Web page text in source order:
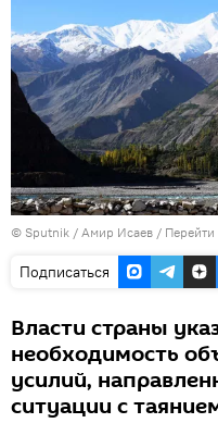
© Sputnik / Амир Исаев /
Подписаться
Власти страны
необходимость
усилий,
ситуации с